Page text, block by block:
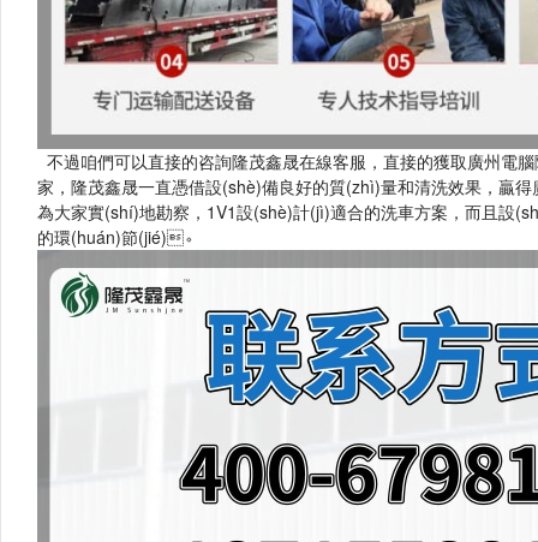
不過咱們可以直接的咨詢隆茂鑫晟在線客服，直接的獲取廣州電
家，隆茂鑫晟一直憑借設(shè)備良好的質(zhì)量和清洗效果，贏
為大家實(shí)地勘察，1V1設(shè)計(jì)適合的洗車方案，而且
的環(huán)節(jié)。